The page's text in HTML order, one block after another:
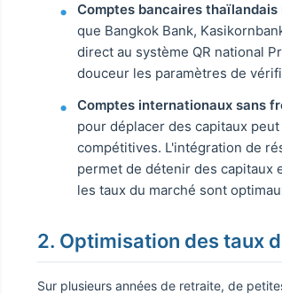
Comptes bancaires thaïlandais
que Bangkok Bank,
direct au système QR national
douceur les paramètres de
Comptes internationaux sans
pour déplacer des capitaux
compétitives. L'intégration de
permet de détenir des capitaux
les taux du marché sont
2. Optimisation des taux
Sur plusieurs années de retraite, de